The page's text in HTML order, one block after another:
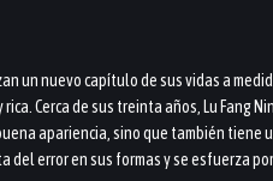
un nuevo capítulo de sus vidas a
Cerca de sus treinta años, Lu Fang
apariencia, sino que también tiene
error en sus formas y se esfuerza